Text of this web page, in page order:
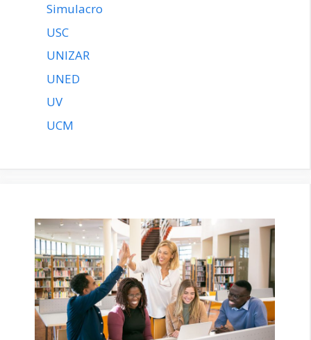
Simulacro
USC
UNIZAR
UNED
UV
UCM